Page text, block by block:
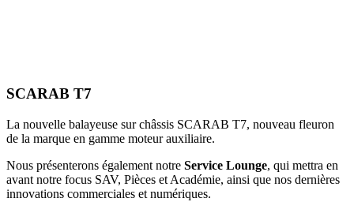
SCARAB T7
La nouvelle balayeuse sur châssis SCARAB T7, nouveau fleuron
de la marque en gamme moteur auxiliaire.
Nous présenterons également notre Service Lounge, qui mettra en
avant notre focus SAV, Pièces et Académie, ainsi que nos dernières
innovations commerciales et numériques.